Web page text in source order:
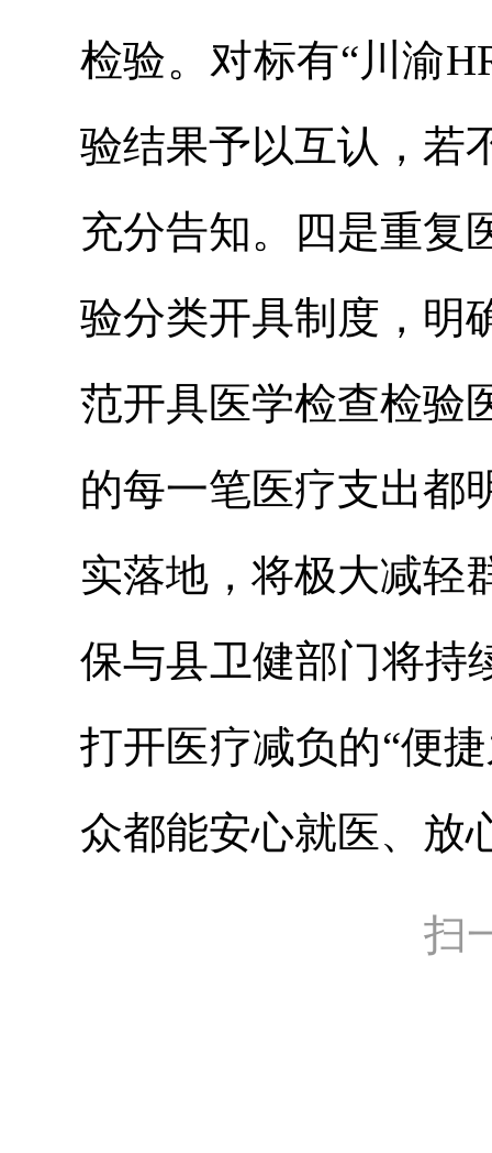
检验。对标有“川渝
验结果予以互认，若
充分告知。四是重复
验分类开具制度，明
范开具医学检查检验
的每一笔医疗支出都
实落地，将极大减轻
保与县卫健部门将持
打开医疗减负的“便
众都能安心就医、放
扫